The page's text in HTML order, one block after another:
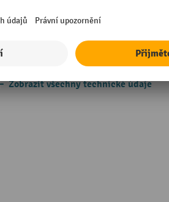
Vlastnosti chodu
Zobrazit všechny technické údaje